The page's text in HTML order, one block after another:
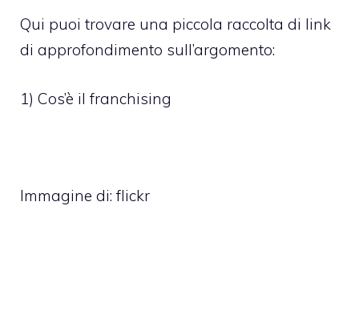
Qui puoi trovare una piccola raccolta di link
di approfondimento sull’argomento:
1) Cos’è il franchising
Immagine di: flickr